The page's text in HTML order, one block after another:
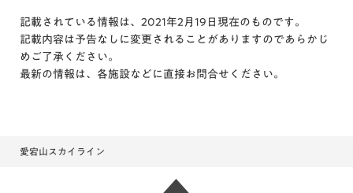
記載されている情報は、2021年2月19日現在のものです。
記載内容は予告なしに変更されることがありますのであらかじ
めご了承ください。
最新の情報は、各施設などに直接お問合せください。
愛宕山スカイライン